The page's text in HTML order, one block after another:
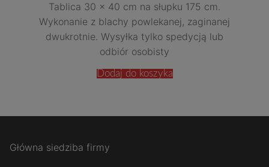
Tablica 30 x 40 cm na słupku 175 cm.
Wykonanie z blachy powlekanej, zaginanej
dwukrotnie. Wysyłka tylko spedycją lub
odbiór osobisty
Dodaj do koszyka
Główna siedziba firmy